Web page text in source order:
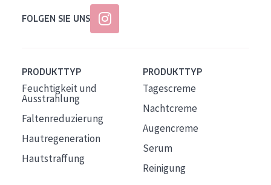
FOLGEN SIE UNS
PRODUKTTYP
Feuchtigkeit und
Ausstrahlung
Faltenreduzierung
Hautregeneration
Hautstraffung
PRODUKTTYP
Tagescreme
Nachtcreme
Augencreme
Serum
Reinigung